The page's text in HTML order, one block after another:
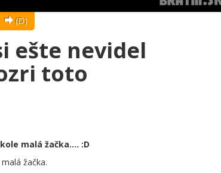
(D)
toto
malá žačka.... :D
žačka.